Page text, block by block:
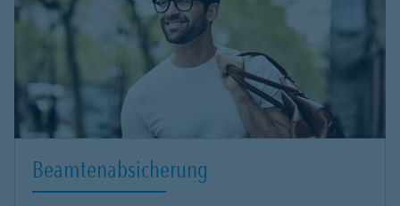
Beamtenabsicherung